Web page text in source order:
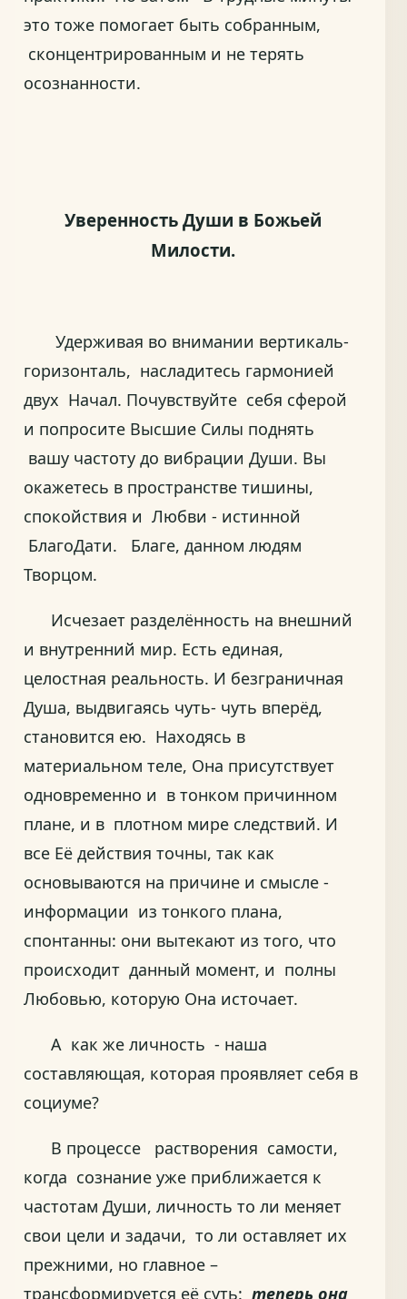
это тоже помогает быть собранным,
сконцентрированным и не терять
осознанности.
Уверенность Души в Божьей
Милости.
Удерживая во внимании вертикаль-
горизонталь, насладитесь гармонией
двух Начал. Почувствуйте себя сферой
и попросите Высшие Силы поднять
вашу частоту до вибрации Души. Вы
окажетесь в пространстве тишины,
спокойствия и Любви - истинной
БлагоДати. Благе, данном людям
Творцом.
Исчезает разделённость на внешний
и внутренний мир. Есть единая,
целостная реальность. И безграничная
Душа, выдвигаясь чуть- чуть вперёд,
становится ею. Находясь в
материальном теле, Она присутствует
одновременно и в тонком причинном
плане, и в плотном мире следствий. И
все Её действия точны, так как
основываются на причине и смысле -
информации из тонкого плана,
спонтанны: они вытекают из того, что
происходит данный момент, и полны
Любовью, которую Она источает.
А как же личность - наша
составляющая, которая проявляет себя в
социуме?
В процессе растворения самости,
когда сознание уже приближается к
частотам Души, личность то ли меняет
свои цели и задачи, то ли оставляет их
прежними, но главное –
трансформируется её суть: теперь она